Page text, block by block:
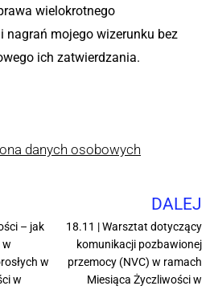
wielokrotnego
nagrań mojego wizerunku bez
ich zatwierdzania.
danych osobowych
– jak
w
w
w
DALEJ
18.11 | Warsztat dotyczący
komunikacji pozbawionej
przemocy (NVC) w ramach
Miesiąca Życzliwości w